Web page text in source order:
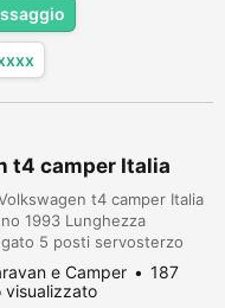
t4 camper Italia
t4 camper Italia
1993 Lunghezza
5 posti servosterzo
no abitacolo
di serie Bagno VC lavabo
e Camper
187
visualizzato